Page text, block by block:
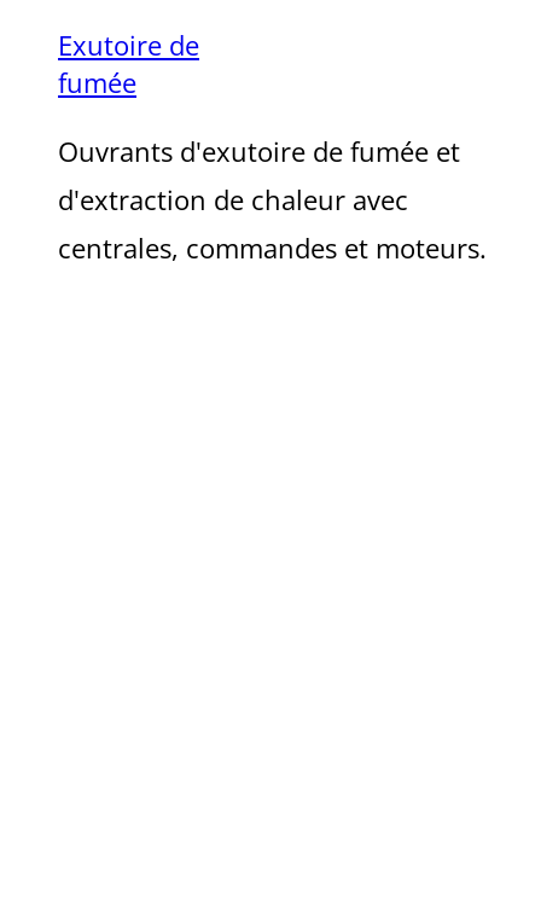
Exutoire de
fumée
Ouvrants d'exutoire de fumée et
d'extraction de chaleur avec
centrales, commandes et moteurs.